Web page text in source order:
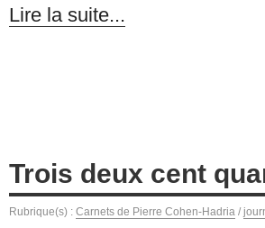
Lire la suite...
Trois deux cent
Rubrique(s) : Carnets de Pierre Cohen-Hadria /